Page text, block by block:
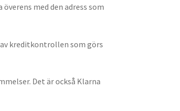
med den adress som
kreditkontrollen som görs
Det är också Klarna